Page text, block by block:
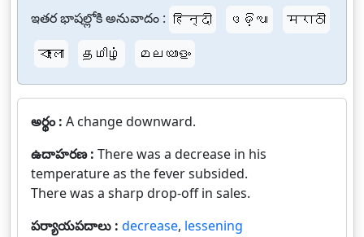
ఇతర భాషల్లోకి అనువాదం : हिन्दी ଓଡ଼ିଆ
मराठी
বাংলা
தமிழ் മലയാളം
అర్థం : A change downward.
ఉదాహరణ : There was a decrease in his
temperature as the fever subsided.
There was a sharp drop-off in sales.
పర్యాయపదాలు : decrease, lessening